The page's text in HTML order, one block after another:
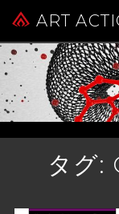
ART
タグ: